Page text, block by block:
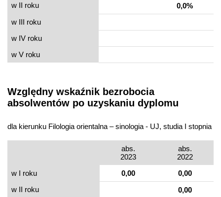
w II roku
0,0%
w III roku
w IV roku
w V roku
Względny wskaźnik bezrobocia
absolwentów po uzyskaniu dyplomu
dla kierunku Filologia orientalna – sinologia - UJ, studia I stopnia
abs.
2023
abs.
2022
w I roku
0,00
0,00
w II roku
0,00